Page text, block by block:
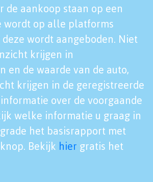
de aankoop staan op een
wordt op alle platforms
wordt aangeboden. Niet
krijgen in
en de waarde van de auto,
krijgen in de geregistreerde
over de voorgaande
welke informatie u graag in
het basisrapport met
Bekijk hier gratis het